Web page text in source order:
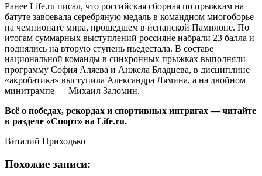
Ранее Life.ru писал, что российская сборная по прыжкам на
батуте завоевала серебряную медаль в командном многоборье
на чемпионате мира, прошедшем в испанской Памплоне. По
итогам суммарных выступлений россияне набрали 23 балла и
поднялись на вторую ступень пьедестала. В составе
национальной команды в синхронных прыжках выполняли
программу София Аляева и Анжела Бладцева, в дисциплине
«акробатика» выступила Александра Лямина, а на двойном
минитрампе — Михаил Заломин.
Всё о победах, рекордах и спортивных интригах — читайте
в разделе «Спорт» на Life.ru.
Виталий Приходько
Похожие записи: